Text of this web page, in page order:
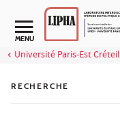
Aller au contenu
MENU
Université Paris-Est Créteil
RECHERCHE